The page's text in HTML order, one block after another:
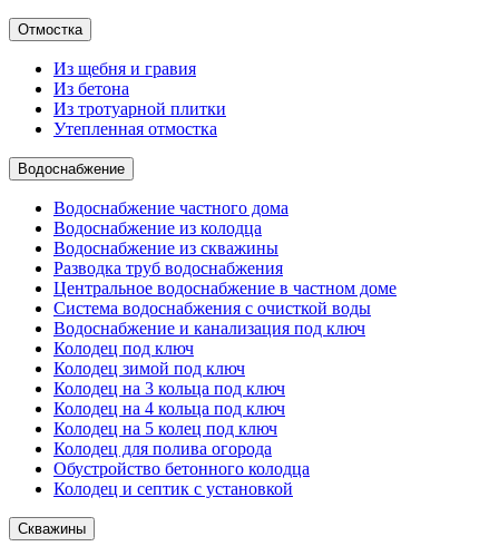
Отмостка
Из щебня и гравия
Из бетона
Из тротуарной плитки
Утепленная отмостка
Водоснабжение
Водоснабжение частного дома
Водоснабжение из колодца
Водоснабжение из скважины
Разводка труб водоснабжения
Центральное водоснабжение в частном доме
Система водоснабжения с очисткой воды
Водоснабжение и канализация под ключ
Колодец под ключ
Колодец зимой под ключ
Колодец на 3 кольца под ключ
Колодец на 4 кольца под ключ
Колодец на 5 колец под ключ
Колодец для полива огорода
Обустройство бетонного колодца
Колодец и септик с установкой
Скважины